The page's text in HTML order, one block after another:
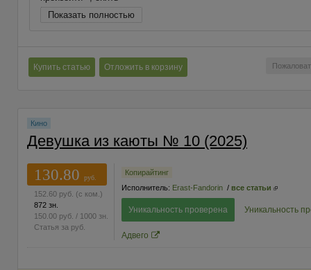
Показать полностью
Купить статью Отложить в корзину
Кино
Девушка из каюты № 10 (2025)
130.80
руб.
152.60 руб. (с ком.)
872 зн.
150.00 руб. / 1000 зн.
Статья за руб.
Копирайтинг
Исполнитель: Erast-Fandorin / все статьи
Уникальность проверена Уникальность
Адвего